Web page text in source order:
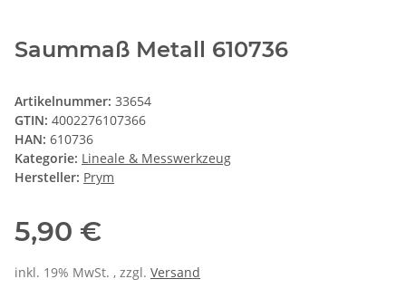
Saummaß Metall 610736
Artikelnummer: 33654
GTIN: 4002276107366
HAN: 610736
Kategorie: Lineale & Messwerkzeug
Hersteller: Prym
5,90 €
inkl. 19% MwSt. , zzgl. Versand